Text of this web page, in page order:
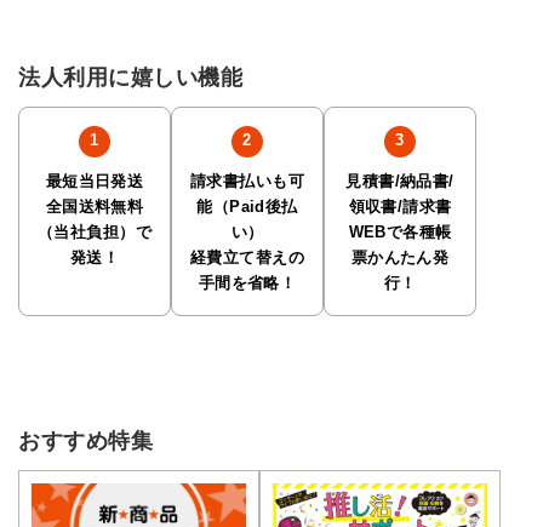
法人利用に嬉しい機能
最短当日発送
全国送料無料
（当社負担）で
発送！
請求書払いも可
能（Paid後払
い）
経費立て替えの
手間を省略！
見積書/納品書/
領収書/請求書
WEBで各種帳
票かんたん発
行！
おすすめ特集